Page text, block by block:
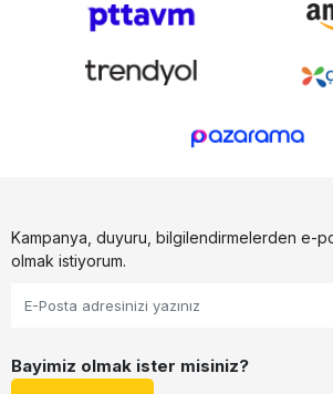
Kampanya, duyuru, bilgilendirmelerden e-
olmak istiyorum.
Bayimiz olmak ister misiniz?